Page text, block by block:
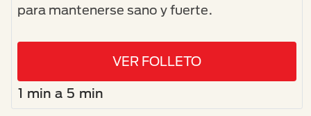
para mantenerse sano y fuerte.
VER FOLLETO
1 min a 5 min